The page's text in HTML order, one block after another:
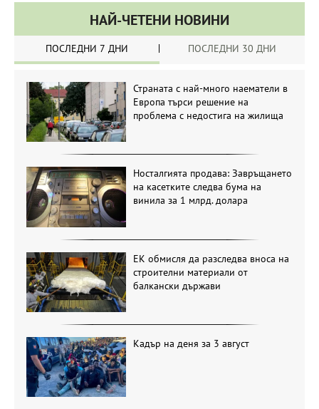
НАЙ-ЧЕТЕНИ НОВИНИ
ПОСЛЕДНИ 7 ДНИ ПОСЛЕДНИ 30 ДНИ
Страната с най-много наематели в
Европа търси решение на
проблема с недостига на жилища
Носталгията продава: Завръщането
на касетките следва бума на
винила за 1 млрд. долара
ЕК обмисля да разследва вноса на
строителни материали от
балкански държави
Кадър на деня за 3 август